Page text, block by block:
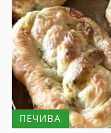
ПЕЧИВА